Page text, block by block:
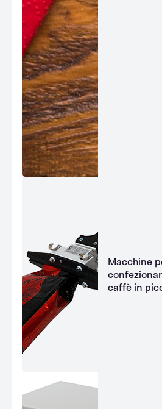
Macchine
caffè in